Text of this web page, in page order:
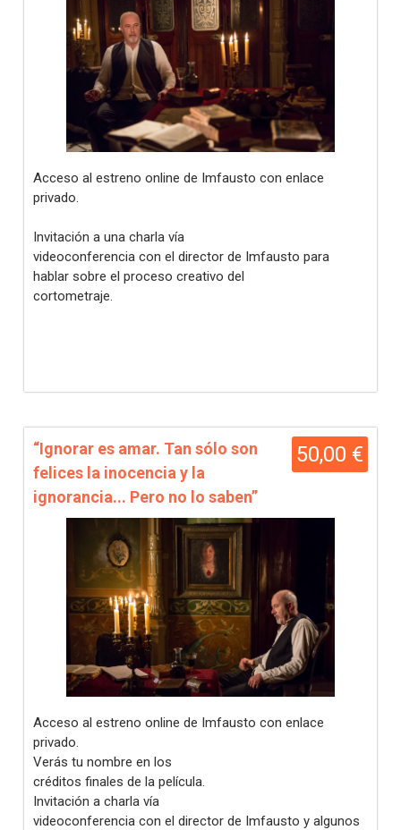
Acceso al estreno online de Imfausto con enlace
privado.
Invitación a una charla vía
videoconferencia con el director de Imfausto para
hablar sobre el proceso creativo del
cortometraje.
50,00 €
“Ignorar es amar. Tan sólo son
felices la inocencia y la
ignorancia... Pero no lo saben”
Acceso al estreno online de Imfausto con enlace
privado.
Verás tu nombre en los
créditos finales de la película.
Invitación a charla vía
videoconferencia con el director de Imfausto y algunos